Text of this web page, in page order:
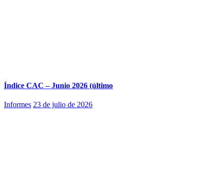
Índice CAC – Junio 2026 (último
Informes 23 de julio de 2026